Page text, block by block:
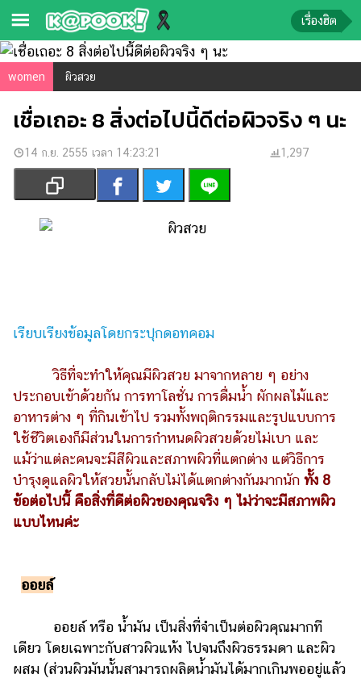
ข่าว-
ความ
รู้
ข่าว
ข่าว
บันเทิง
ตรวจ
การ
ศึกษา
บันเทิง
รูปภาพ
ดู
Station
บันเทิง
เกาหลี
เรื่องฮิต
women ผิวสวย
เชื่อเถอะ 8 สิ่งต่อไปนี้ดีต่อผิวจริง ๆ นะ
14 ก.ย. 2555 เวลา 14:23:21 1,297
เรียบเรียงข้อมูลโดยกระปุกดอทคอม
วิธีที่จะทำให้คุณมีผิวสวย มาจากหลาย ๆ อย่าง
ประกอบเข้าด้วยกัน การทาโลชั่น การดื่มน้ำ ผักผลไม้และ
อาหารต่าง ๆ ที่กินเข้าไป รวมทั้งพฤติกรรมและรูปแบบการ
ใช้ชีวิตเองก็มีส่วนในการกำหนดผิวสวยด้วยไม่เบา และ
แม้ว่าแต่ละคนจะมีสีผิวและสภาพผิวที่แตกต่าง แต่วิธีการ
บำรุงดูแลผิวให้สวยนั้นกลับไม่ได้แตกต่างกันมากนัก ทั้ง 8
ข้อต่อไปนี้ คือสิ่งที่ดีต่อผิวของคุณจริง ๆ ไม่ว่าจะมีสภาพผิว
แบบไหนค่ะ
ออยล์
ออยล์ หรือ น้ำมัน เป็นสิ่งที่จำเป็นต่อผิวคุณมากที
เดียว โดยเฉพาะกับสาวผิวแห้ง ไปจนถึงผิวธรรมดา และผิว
ผสม (ส่วนผิวมันนั้นสามารถผลิตน้ำมันได้มากเกินพออยู่แล้ว